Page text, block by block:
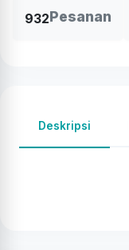
932Pesanan
Deskripsi